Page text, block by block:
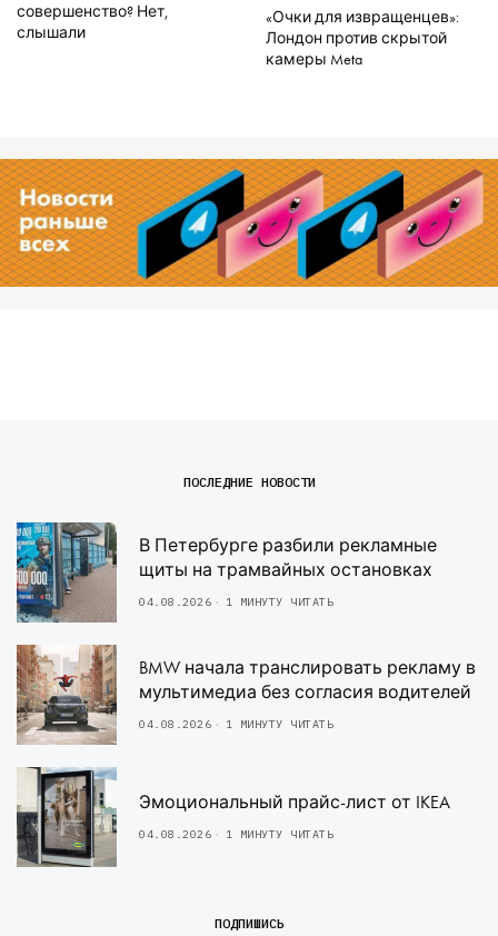
совершенство? Нет,
слышали
«Очки для извращенцев»:
Лондон против скрытой
камеры Meta
ПОСЛЕДНИЕ НОВОСТИ
В Петербурге разбили рекламные
щиты на трамвайных остановках
04.08.2026 1 МИНУТУ ЧИТАТЬ
BMW начала транслировать рекламу в
мультимедиа без согласия водителей
04.08.2026 1 МИНУТУ ЧИТАТЬ
Эмоциональный прайс-лист от IKEA
04.08.2026 1 МИНУТУ ЧИТАТЬ
ПОДПИШИСЬ